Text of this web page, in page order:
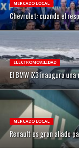
MERCADO LOCAL
Chevrolet: cuando el
ELECTROMOVILIDAD
El BMW iX3 inaugura
MERCADO LOCAL
Renault es gran aliado